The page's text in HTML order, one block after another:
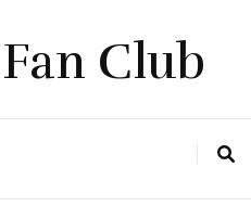
Club